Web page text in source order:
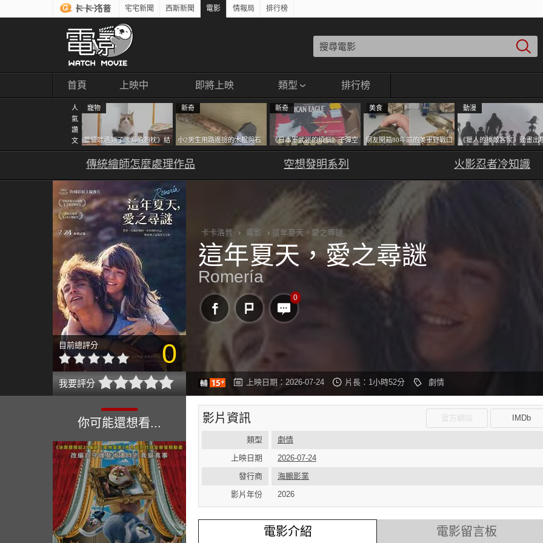
宅宅新聞 西斯新聞 電影 情報局 排行榜
首頁 上映中 即將上映 類型 排行榜
人
氣
讚
文
寵物
當貓咪遇到了《海豹抱枕》結
果玩了10天後，海豹一整個走
鐘笑翻網友
新奇
小2男生用路邊撿的木棍與石
頭做成了《石斧》馬麻打開書
包嚇一跳怎麼會有這種東
新奇
《日本軍武迷的煩惱》子彈空
盒在日本超級貴 美國網友直
接一大箱寄給他了
美食
網友開箱80年前的美軍野戰口
糧 罐頭本身保存良好，但裡
動漫
《獵人的揍敵客家》動畫出
的這個剪影是誰？你是不是
記還有這號人物了
傳統繪師怎麼處理作品 空想發明系列 火影忍者冷知識
目前總評分 0
我要評分
卡卡洛普 › 電影 › 這年夏天，愛之尋謎
這年夏天，愛之尋謎
Romería
0
上映日期：2026-07-24 片長：1小時52分 劇情
你可能還想看... 影片資訊 官方網站 IMDb
類型
劇情
上映日期
2026-07-24
發行商
海鵬影業
影片年份
2026
電影介紹 電影留言板